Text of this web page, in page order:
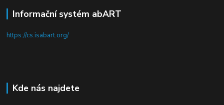
Informační systém abART
https://cs.isabart.org/
Kde nás najdete